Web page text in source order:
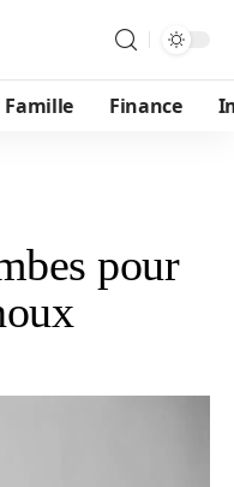
Famille Finance
pour